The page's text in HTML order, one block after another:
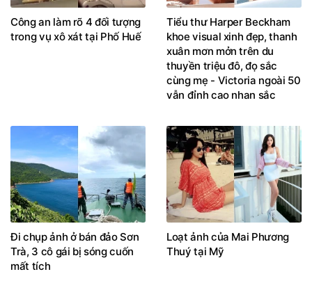
Công an làm rõ 4 đối tượng
trong vụ xô xát tại Phố Huế
Tiểu thư Harper Beckham
khoe visual xinh đẹp, thanh
xuân mơn mởn trên du
thuyền triệu đô, đọ sắc
cùng mẹ - Victoria ngoài 50
vẫn đỉnh cao nhan sắc
Đi chụp ảnh ở bán đảo Sơn
Trà, 3 cô gái bị sóng cuốn
mất tích
Loạt ảnh của Mai Phương
Thuý tại Mỹ